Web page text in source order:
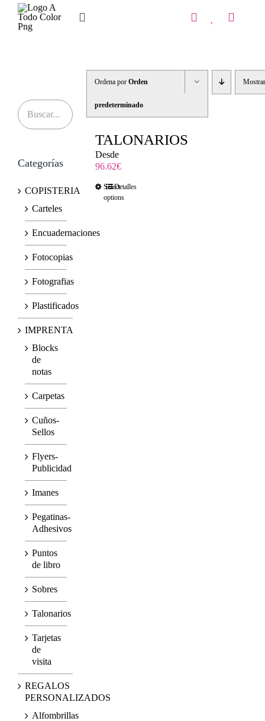
Saltar
contenido
Toggle
IMPRENTA
COPISTERIA
REGALOS PERSONALIZADOS
Contacto
Ordena porOrden
predeterminado
TALONARIOS
Desde
96.62€
Select
options
Detalles
Categorías
COPISTERIA
Carteles
Encuadernaciones
Fotocopias
Fotografias
Plastificados
IMPRENTA
Blocks
de
notas
Carpetas
Cuños-
Sellos
Flyers-
Publicidad
Imanes
Pegatinas-
Adhesivos
Puntos
de libro
Sobres
Talonarios
Tarjetas
de
visita
REGALOS
PERSONALIZADOS
Alfombrillas